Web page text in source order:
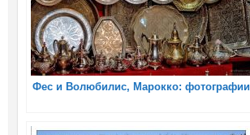
Фес и Волюбилис, Марокко: фотографии